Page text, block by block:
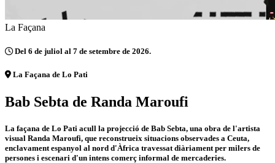
La Façana
Del 6 de juliol al 7 de setembre de 2026.
La Façana de Lo Pati
Bab Sebta de Randa Maroufi
La façana de Lo Pati acull la projecció de Bab Sebta, una obra de l'artista
visual Randa Maroufi, que reconstrueix situacions observades a Ceuta,
enclavament espanyol al nord d'Àfrica travessat diàriament per milers de
persones i escenari d'un intens comerç informal de mercaderies.